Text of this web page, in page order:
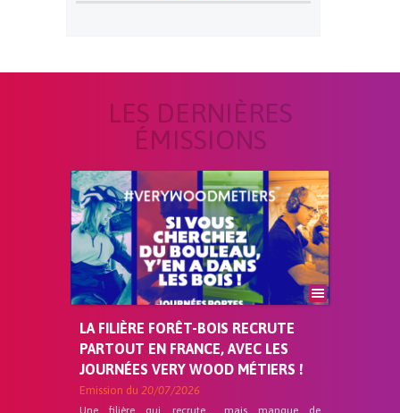
LES DERNIÈRES
ÉMISSIONS
LA FILIÈRE FORÊT-BOIS RECRUTE
PARTOUT EN FRANCE, AVEC LES
JOURNÉES VERY WOOD MÉTIERS !
Emission du 20/07/2026
Une filière qui recrute… mais manque de